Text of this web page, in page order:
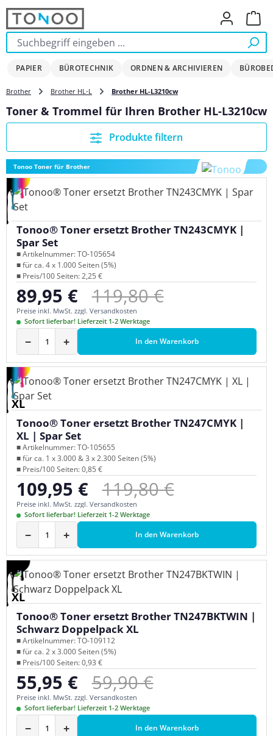
Zum Hauptinhalt springen
PAPIER BÜROTECHNIK ORDNEN & ARCHIVIEREN
Brother Brother HL-L Brother HL-L3210cw
Toner & Trommel für Ihren Brother HL-L3210cw
Produkte filtern
Tonoo Toner für Brother
Tonoo® Toner ersetzt Brother TN243CMYK |
Spar Set
■ Artikelnummer: TO-105654
■ für ca. 4 x 1.000 Seiten (5%)
■ Preis/100 Seiten: 2,25 €
Verkaufspreis:
89,95 € Regulärer Preis:
119,80 €
Preise inkl. MwSt. zzgl. Versandkosten
Sofort lieferbar! Lieferzeit 1-2 Werktage
− + In den Warenkorb
XL
Tonoo® Toner ersetzt Brother TN247CMYK |
XL | Spar Set
■ Artikelnummer: TO-105655
■ für ca. 1 x 3.000 & 3 x 2.300 Seiten (5%)
■ Preis/100 Seiten: 0,85 €
Verkaufspreis:
109,95 € Regulärer Preis:
119,80 €
Preise inkl. MwSt. zzgl. Versandkosten
Sofort lieferbar! Lieferzeit 1-2 Werktage
− + In den Warenkorb
XL
Tonoo® Toner ersetzt Brother TN247BKTWIN |
Schwarz Doppelpack XL
■ Artikelnummer: TO-109112
■ für ca. 2 x 3.000 Seiten (5%)
■ Preis/100 Seiten: 0,93 €
Verkaufspreis:
55,95 € Regulärer Preis:
59,90 €
Preise inkl. MwSt. zzgl. Versandkosten
Sofort lieferbar! Lieferzeit 1-2 Werktage
− + In den Warenkorb